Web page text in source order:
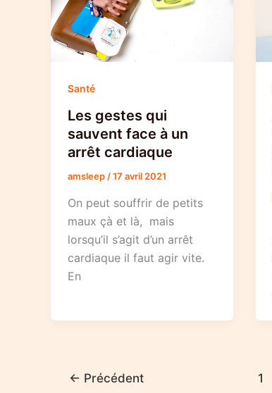
Santé
Les gestes qui
sauvent face à un
arrêt cardiaque
amsleep/17 avril 2021
On peut souffrir de petits
maux çà et là, mais
lorsqu’il s’agit d’un arrêt
cardiaque il faut agir vite.
En
← Précédent 1